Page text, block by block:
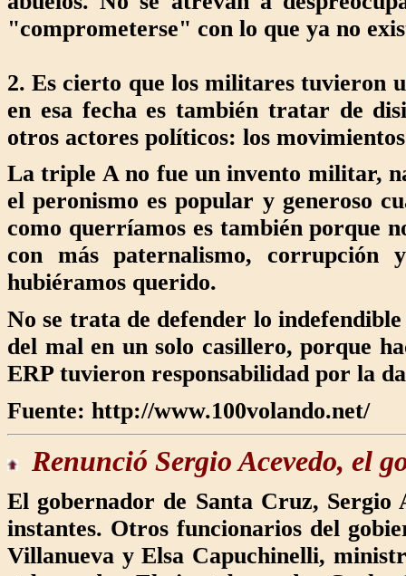
"comprometerse" con lo que ya no
2. Es cierto que los militares tuvieron
en esa fecha es también tratar de
otros actores políticos: los
La triple A no fue un invento militar,
el peronismo es popular y generoso
como querríamos es también porque
con más paternalismo, corrupción
hubiéramos querido.
No se trata de defender lo
del mal en un solo casillero, porque
ERP tuvieron responsabilidad por la
Fuente: http://www.100volando.net/
Renunció SergioAcevedo, el
El gobernador de Santa Cruz, Sergio
instantes. Otros funcionarios del
Villanueva y Elsa Capuchinelli,